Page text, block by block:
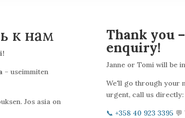
к нам
– useimmiten
Jos asia on
Thank you
enquiry!
Janne or Tomi will be
We'll go through your
urgent, call us directly:
📞 +358 40 923 3395 💬